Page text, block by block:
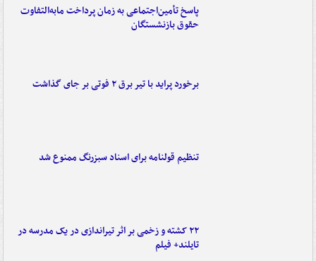
پاسخ تأمین‌اجتماعی به زمان پرداخت مابه‌التفاوت
حقوق بازنشستگان
برخورد پراید با تیر برق ۲ فوتی بر جای گذاشت
تنظیم قولنامه برای اسناد سبزرنگ ممنوع شد
۲۲ کشته و زخمی بر اثر تیراندازی در یک مدرسه در
تایلند+ فیلم